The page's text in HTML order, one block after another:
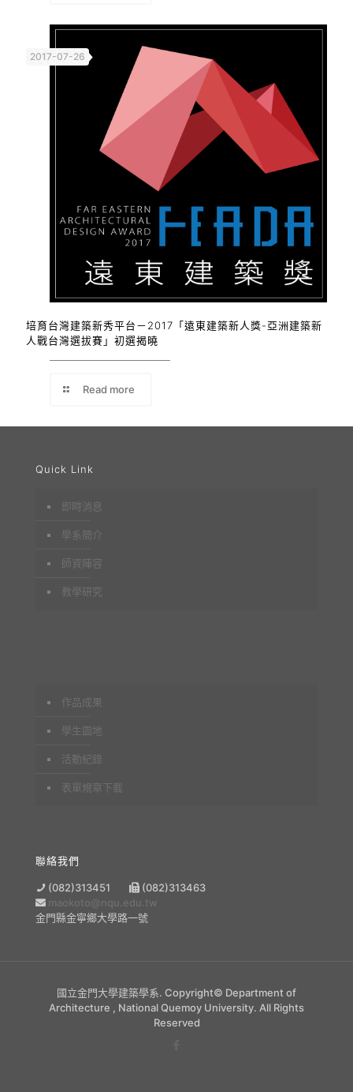
2017-07-26
培育台灣建築新秀平台－2017「遠東建築新人獎-亞洲建築新
人戰台灣選拔賽」初選揭曉
Read more
Quick Link
即時消息
學系簡介
師資陣容
教學研究
作品成果
學生園地
活動紀錄
表單規章下載
聯絡我們
(082)313451
(082)313463
maokoto@nqu.edu.tw
金門縣金寧鄉大學路一號
國立金門大學建築學系. Copyright© Department of
Architecture , National Quemoy University. All Rights
Reserved